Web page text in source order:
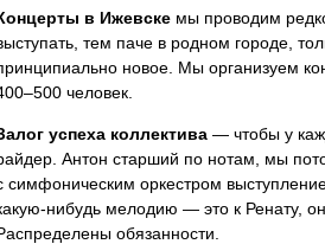
в Ижевскемы проводим
тем паче в родном городе,
новое. Мы организуем
человек.
успеха коллектива— чтобы у
Антон старший по нотам, мы
симфоническим оркестром
нибудь мелодию — это к Ренату,
обязанности.